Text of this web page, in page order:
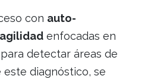
con auto-
enfocadas en
detectar áreas de
este diagnóstico, se